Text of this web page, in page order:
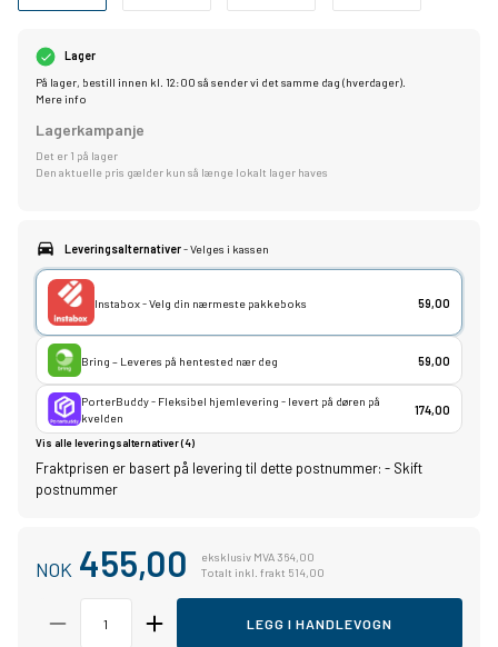
Lager
På lager, bestill innen kl. 12:00 så sender vi det samme dag (hverdager).
Mere info
Lagerkampanje
Det er 1 på lager
Den aktuelle pris gælder kun så længe lokalt lager haves
Leveringsalternativer- Velges i kassen
Instabox - Velg din nærmeste pakkeboks 59,00
Bring – Leveres på hentested nær deg 59,00
PorterBuddy - Fleksibel hjemlevering - levert på døren på
kvelden
174,00
Vis alle leveringsalternativer (4)
Fraktprisen er basert på levering til dette postnummer: - Skift
postnummer
NOK 455,00
eksklusiv MVA 364,00
Totalt inkl. frakt 514,00
LEGG I HANDLEVOGN